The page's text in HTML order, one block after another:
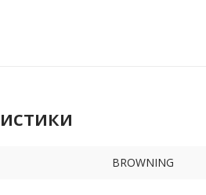
BROWNING